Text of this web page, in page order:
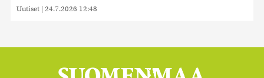
Uutiset | 24.7.2026 12:48